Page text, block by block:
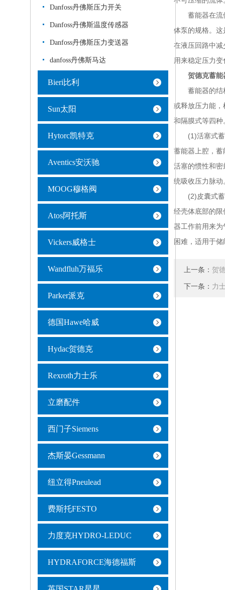
Danfoss丹佛斯压力开关
Danfoss丹佛斯温度传感器
Danfoss丹佛斯压力变送器
danfoss丹佛斯马达
Bieri比利
Sun太阳
Hytorc凯特克
Aventics安沃驰
MOOG穆格阀
Atos阿托斯
Vickers威格士
Wandfluh万福乐
Parker派克
德国Hawe哈威
Hydac贺德克
Rexroth力士乐
立磨配件
西门子Siemens
杰斯晏Gessmann
纽立得Pneulead
费斯托FESTO
力度克HYDRO-LEDUC
HYDRAFORCE海德福斯
蓄能器在流体
体泵的规格。
在液压回路中
用来稳定压力
贺德克蓄能
蓄能器的结构
或释放压力能
和隔膜式等四
(1)活塞式蓄
蓄能器上腔，
活塞的惯性和
统吸收压力脉动
(2)皮囊式蓄
经壳体底部的
器工作前用来
困难，适用于
上一条：贺
下一条： 力